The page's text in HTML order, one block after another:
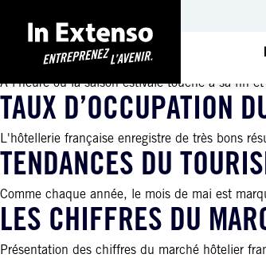
TENDANCES DU
A l'heure où la saison estivale touche à sa fin
TAUX D’OCCUPATION
L'hôtellerie française enregistre de très bons
TENDANCES DU
Comme chaque année, le mois de mai est
LES CHIFFRES DU
Présentation des chiffres du marché hôtelier